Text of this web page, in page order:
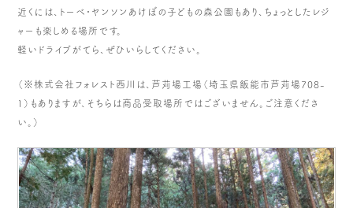
近くには、トーベ・ヤンソンあけぼの子どもの森公園もあり、ちょっとしたレジ
ャーも楽しめる場所です。
軽いドライブがてら、ぜひいらしてください。
（※株式会社フォレスト西川は、芦苅場工場（埼玉県飯能市芦苅場708-
1）もありますが、そちらは商品受取場所ではございません。ご注意くださ
い。）